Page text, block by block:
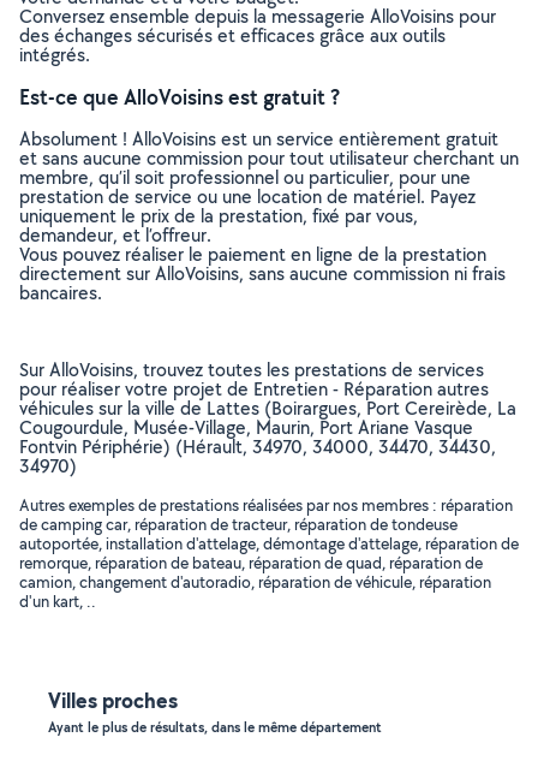
Conversez ensemble depuis la messagerie AlloVoisins pour
des échanges sécurisés et efficaces grâce aux outils
intégrés.
Est-ce que AlloVoisins est gratuit ?
Absolument ! AlloVoisins est un service entièrement gratuit
et sans aucune commission pour tout utilisateur cherchant un
membre, qu’il soit professionnel ou particulier, pour une
prestation de service ou une location de matériel. Payez
uniquement le prix de la prestation, fixé par vous,
demandeur, et l’offreur.
Vous pouvez réaliser le paiement en ligne de la prestation
directement sur AlloVoisins, sans aucune commission ni frais
bancaires.
Sur AlloVoisins, trouvez toutes les prestations de services
pour réaliser votre projet de Entretien - Réparation autres
véhicules sur la ville de Lattes (Boirargues, Port Cereirède, La
Cougourdule, Musée-Village, Maurin, Port Ariane Vasque
Fontvin Périphérie) (Hérault, 34970, 34000, 34470, 34430,
34970)
Autres exemples de prestations réalisées par nos membres : réparation
de camping car, réparation de tracteur, réparation de tondeuse
autoportée, installation d'attelage, démontage d'attelage, réparation de
remorque, réparation de bateau, réparation de quad, réparation de
camion, changement d'autoradio, réparation de véhicule, réparation
d'un kart, ..
Villes proches
Ayant le plus de résultats, dans le même département